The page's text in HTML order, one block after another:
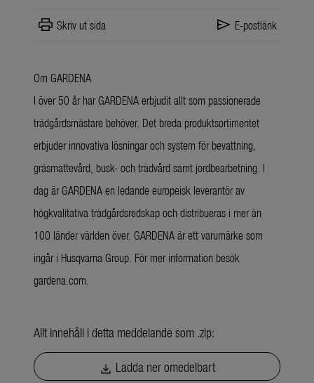
print Skriv ut sida send E-postlänk
Om GARDENA
I över 50 år har GARDENA erbjudit allt som passionerade
trädgårdsmästare behöver. Det breda produktsortimentet
erbjuder innovativa lösningar och system för bevattning,
gräsmattevård, busk- och trädvård samt jordbearbetning. I
dag är GARDENA en ledande europeisk leverantör av
högkvalitativa trädgårdsredskap och distribueras i mer än
100 länder världen över. GARDENA är ett varumärke som
ingår i Husqvarna Group. För mer information besök
gardena.com.
Allt innehåll i detta meddelande som .zip:
download Ladda ner omedelbart